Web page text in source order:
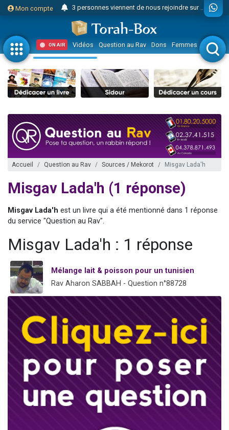
Mon compte 3 personnes viennent de nous rejoindre sur WhatsApp
Odaya vient de donner son Maasser
3 personnes viennent de faire un don pour 5 jours de vacances aux Orphelins
3 personnes viennent de faire un don pour Diane, 80 ans, dans un appartement insalubre
2 personnes viennent de nous rejoindre sur WhatsApp
13 personnes viennent de demander une bénédiction
30 personnes viennent de faire un don pour Sauvez la jambe de Yohan
Il reste 49 places pour étudier en groupe sur Zoom
12 nouvelles musiques dans Torah-Box Music
3 personnes viennent de nous rejoindre sur WhatsApp
2 personnes viennent de nous rejoindre sur WhatsApp
8 personnes viennent de faire un don pour Tsédaka : pauvres d'Israel
Il reste 49 places pour étudier en groupe sur Zoom
Ariel vient de donner son Maasser
Nathaniel vient de donner son Maasser
ON AIR Vidéos Question au Rav Dons Femmes Enfants
Accueil Question au Rav Sources / Mekorot Misgav Lada'h
Misgav Lada'h (1 réponse)
Misgav Lada'h est un livre qui a été mentionné dans 1 réponse
du service "Question au Rav".
Misgav Lada'h : 1 réponse
Mélange lait & poisson pour un tunisien
Rav Aharon SABBAH - Question n°88728